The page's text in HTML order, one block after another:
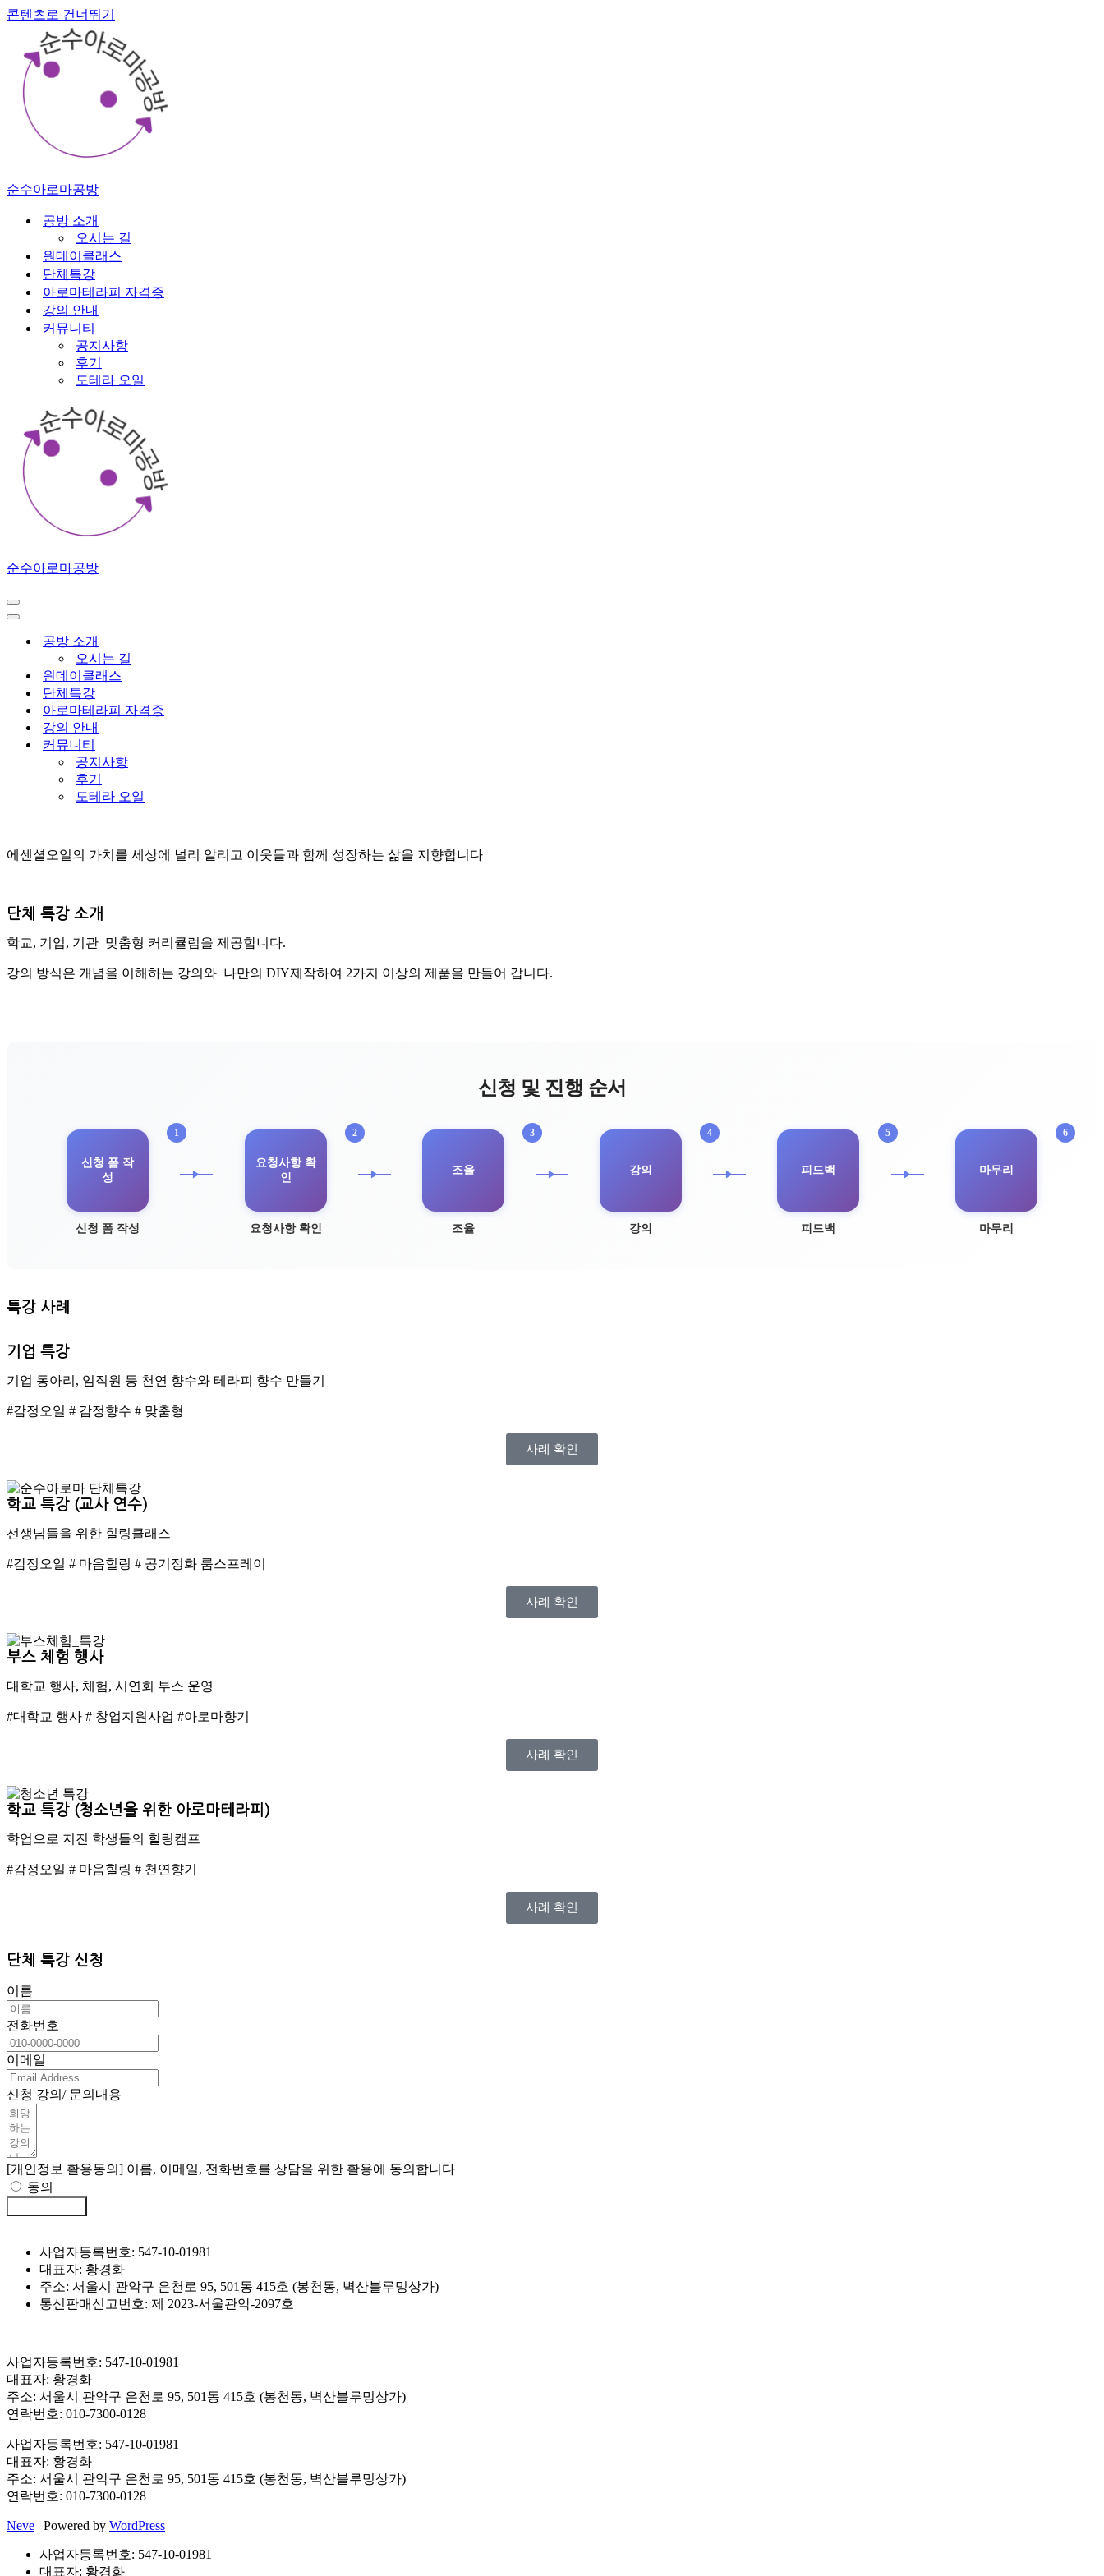
콘텐츠로 건너뛰기
순수아로마공방
공방 소개
오시는 길
원데이클래스
단체특강
아로마테라피 자격증
강의 안내
커뮤니티
공지사항
후기
도테라 오일
순수아로마공방
공방 소개
오시는 길
원데이클래스
단체특강
아로마테라피 자격증
강의 안내
커뮤니티
공지사항
후기
도테라 오일
에센셜오일의 가치를 세상에 널리 알리고 이웃들과 함께 성장하는 삶을 지향합니다
단체 특강 소개
학교, 기업, 기관 맞춤형 커리큘럼을 제공합니다.
강의 방식은 개념을 이해하는 강의와 나만의 DIY제작하여 2가지 이상의 제품을 만들어 갑니다.
신청 및 진행 순서
신청 폼 작
성
신청 폼 작성
요청사항 확
인
요청사항 확인
조율
조율
강의
강의
피드백
피드백
마무리
마무리
특강 사례
기업 특강
기업 동아리, 임직원 등 천연 향수와 테라피 향수 만들기
#감정오일 # 감정향수 # 맞춤형
사례 확인
학교 특강 (교사 연수)
선생님들을 위한 힐링클래스
#감정오일 # 마음힐링 # 공기정화 룸스프레이
사례 확인
부스 체험 행사
대학교 행사, 체험, 시연회 부스 운영
#대학교 행사 # 창업지원사업 #아로마향기
사례 확인
학교 특강 (청소년을 위한 아로마테라피)
학업으로 지진 학생들의 힐링캠프
#감정오일 # 마음힐링 # 천연향기
사례 확인
단체 특강 신청
이름
전화번호
이메일
신청 강의/ 문의내용
[개인정보 활용동의] 이름, 이메일, 전화번호를 상담을 위한 활용에 동의합니다
동의
사업자등록번호: 547-10-01981
대표자: 황경화
주소: 서울시 관악구 은천로 95, 501동 415호 (봉천동, 벽산블루밍상가)
통신판매신고번호: 제 2023-서울관악-2097호
사업자등록번호: 547-10-01981
대표자: 황경화
주소: 서울시 관악구 은천로 95, 501동 415호 (봉천동, 벽산블루밍상가)
연락번호: 010-7300-0128
사업자등록번호: 547-10-01981
대표자: 황경화
주소: 서울시 관악구 은천로 95, 501동 415호 (봉천동, 벽산블루밍상가)
연락번호: 010-7300-0128
Neve | Powered by WordPress
사업자등록번호: 547-10-01981
대표자: 황경화